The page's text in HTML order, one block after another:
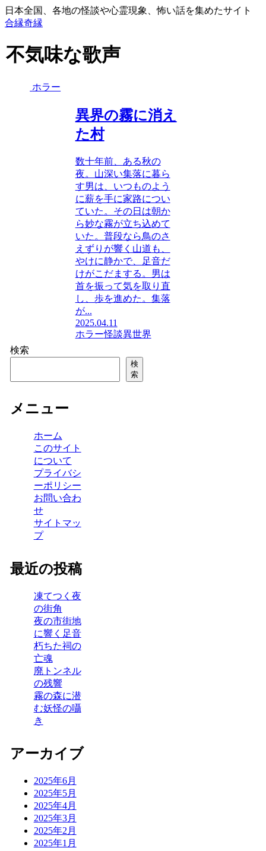
日本全国、各地の怪談や心霊現象、怖い話を集めたサイト
合縁奇縁
不気味な歌声
ホラー
異界の霧に消え
た村
数十年前、ある秋の
夜。山深い集落に暮ら
す男は、いつものよう
に薪を手に家路につい
ていた。その日は朝か
ら妙な霧が立ち込めて
いた。普段なら鳥のさ
えずりが響く山道も、
やけに静かで、足音だ
けがこだまする。男は
首を振って気を取り直
し、歩を進めた。集落
が...
2025.04.11
ホラー怪談異世界
検索
検
索
メニュー
ホーム
このサイト
について
プライバシ
ーポリシー
お問い合わ
せ
サイトマッ
プ
最近の投稿
凍てつく夜
の街角
夜の市街地
に響く足音
朽ちた祠の
亡魂
廃トンネル
の残響
霧の森に潜
む妖怪の囁
き
アーカイブ
2025年6月
2025年5月
2025年4月
2025年3月
2025年2月
2025年1月